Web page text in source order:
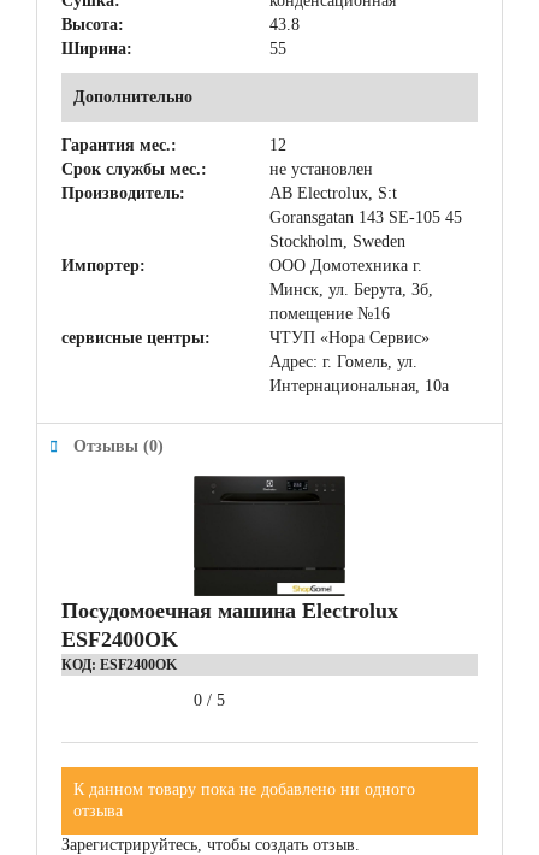
Высота:
43.8
Ширина:
55
Дополнительно
Гарантия мес.:
12
Срок службы мес.:
не установлен
Производитель:
AB Electrolux, S:t
Goransgatan 143 SE-105 45
Stockholm, Sweden
Импортер:
ООО Домотехника г.
Минск, ул. Берута, 3б,
помещение №16
сервисные центры:
ЧТУП «Нора Сервис»
Адрес: г. Гомель, ул.
Интернациональная, 10а
Отзывы (0)
Посудомоечная машина Electrolux
ESF2400OK
КОД: ESF2400OK
0 / 5
К данном товару пока не добавлено ни одного
отзыва
Зарегистрируйтесь, чтобы создать отзыв.